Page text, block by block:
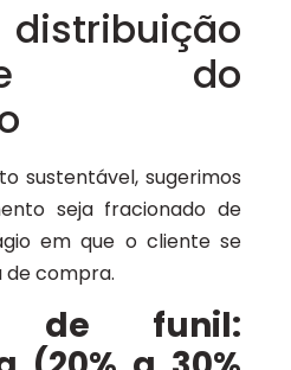
do
sustentável, sugerimos
seja fracionado de
em que o cliente se
compra.
de funil: